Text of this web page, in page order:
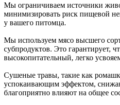
Мы ограничиваем источники
минимизировать риск пищевой
у вашего питомца.
Мы используем мясо высшего
субпродуктов. Это гарантирует,
высокопитательный, легко
Сушеные травы, такие как
успокаивающим эффектом,
благоприятно влияют на общее